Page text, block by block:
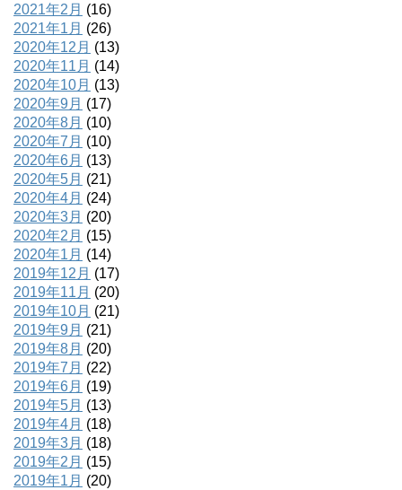
2021年2月 (16)
2021年1月 (26)
2020年12月 (13)
2020年11月 (14)
2020年10月 (13)
2020年9月 (17)
2020年8月 (10)
2020年7月 (10)
2020年6月 (13)
2020年5月 (21)
2020年4月 (24)
2020年3月 (20)
2020年2月 (15)
2020年1月 (14)
2019年12月 (17)
2019年11月 (20)
2019年10月 (21)
2019年9月 (21)
2019年8月 (20)
2019年7月 (22)
2019年6月 (19)
2019年5月 (13)
2019年4月 (18)
2019年3月 (18)
2019年2月 (15)
2019年1月 (20)